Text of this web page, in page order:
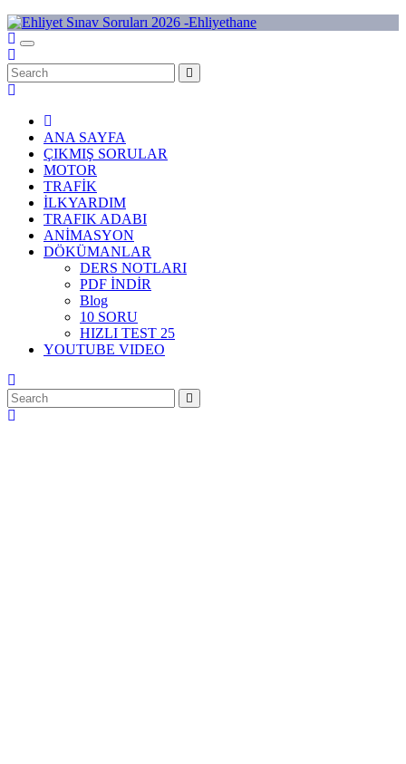
Skip
to
content
Ehliyet Sınav Soruları 2026 -Ehliyethane
ANA SAYFA
ÇIKMIŞ SORULAR
MOTOR
TRAFİK
İLKYARDIM
TRAFIK ADABI
ANİMASYON
DÖKÜMANLAR
DERS NOTLARI
PDF İNDİR
Blog
10 SORU
HIZLI TEST 25
YOUTUBE VIDEO